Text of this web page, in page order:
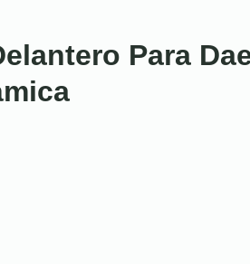
Para